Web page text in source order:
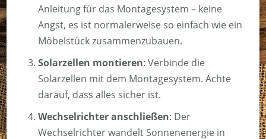
Anleitung für das Montagesystem – keine
Angst, es ist normalerweise so einfach wie ein
Möbelstück zusammenzubauen.
Solarzellen montieren: Verbinde die
Solarzellen mit dem Montagesystem. Achte
darauf, dass alles sicher ist.
Wechselrichter anschließen: Der
Wechselrichter wandelt Sonnenenergie in